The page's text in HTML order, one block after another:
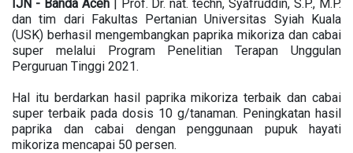
IJN - Banda Aceh | Prof. Dr. nat. techn, Syafruddin, S.P., M.P.
dan tim dari Fakultas Pertanian Universitas Syiah Kuala
(USK) berhasil mengembangkan paprika mikoriza dan cabai
super melalui Program Penelitian Terapan Unggulan
Perguruan Tinggi 2021.
Hal itu berdarkan hasil paprika mikoriza terbaik dan cabai
super terbaik pada dosis 10 g/tanaman. Peningkatan hasil
paprika dan cabai dengan penggunaan pupuk hayati
mikoriza mencapai 50 persen.